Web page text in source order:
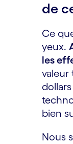
de
Ce
yeux.
les
valeur
bien
Nous